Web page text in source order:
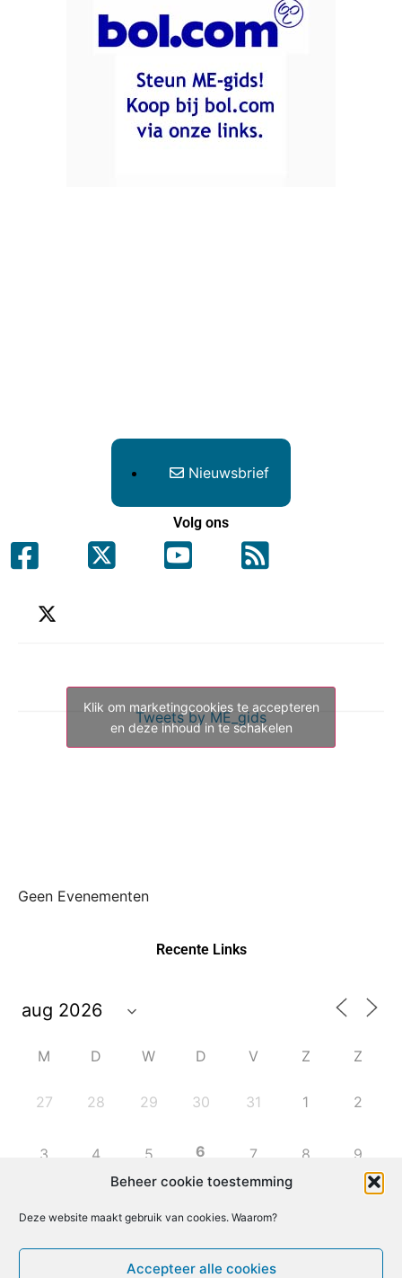
Beheer cookie toestemming
Deze website maakt gebruik van cookies. Waarom?
Accepteer alle cookies
Nieuwsbrief
Volg ons
Tweets by ME_gids
Klik om marketingcookies te accepteren
en deze inhoud in te schakelen
Geen Evenementen
Recente Links
M D W D V Z Z
27 28 29 30 31 1 2
3 4 5 6 7 8 9
21